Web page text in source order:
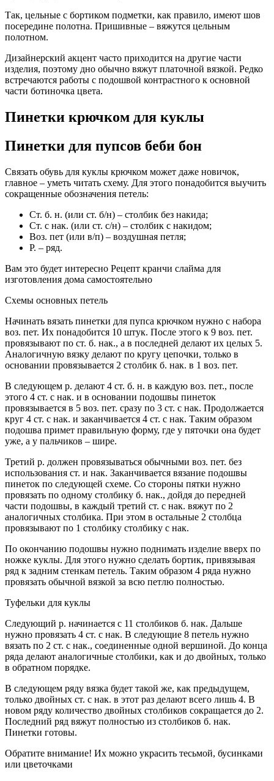
Так, цельные с бортиком подметки, как правило, имеют шов
посередине полотна. Пришивные – вяжутся цельным
полотном.
Дизайнерский акцент часто приходится на другие части
изделия, поэтому дно обычно вяжут платочной вязкой. Редко
встречаются работы с подошвой контрастного к основной
части ботиночка цвета.
Пинетки крючком для куклы
Пинетки для пупсов беби бон
Связать обувь для куклы крючком может даже новичок,
главное – уметь читать схему. Для этого понадобится выучить
сокращенные обозначения петель:
Ст. б. н. (или ст. б/н) – столбик без накида;
Ст. с нак. (или ст. с/н) – столбик с накидом;
Воз. пет (или в/п) – воздушная петля;
Р. – ряд.
Вам это будет интересно Рецепт кранчи слайма для
изготовления дома самостоятельно
Схемы основных петель
Начинать вязать пинетки для пупса крючком нужно с набора
воз. пет. Их понадобится 10 штук. После этого к 9 воз. пет.
провязывают по ст. б. нак., а в последней делают их целых 5.
Аналогичную вязку делают по кругу цепочки, только в
основании провязывается 2 столбик б. нак. в 1 воз. пет.
В следующем р. делают 4 ст. б. н. в каждую воз. пет., после
этого 4 ст. с нак. и в основании подошвы пинеток
провязывается в 5 воз. пет. сразу по 3 ст. с нак. Продолжается
круг 4 ст. с нак. и заканчивается 4 ст. с нак. Таким образом
подошва примет правильную форму, где у пяточки она будет
уже, а у пальчиков – шире.
Третий р. должен провязываться обычными воз. пет. без
использования ст. и нак. Заканчивается вязание подошвы
пинеток по следующей схеме. Со стороны пятки нужно
провязать по одному столбику б. нак., дойдя до передней
части подошвы, в каждый третий ст. с нак. вяжут по 2
аналогичных столбика. При этом в остальные 2 столбца
провязывают по 1 столбику столбику с нак.
По окончанию подошвы нужно поднимать изделие вверх по
ножке куклы. Для этого нужно сделать бортик, привязывая
ряд к задним стенкам петель. Таким образом 4 ряда нужно
провязать обычной вязкой за всю петлю полностью.
Туфельки для куклы
Следующий р. начинается с 11 столбиков б. нак. Дальше
нужно провязать 4 ст. с нак. В следующие 8 петель нужно
вязать по 2 ст. с нак., соединенные одной вершиной. До конца
ряда делают аналогичные столбики, как и до двойных, только
в обратном порядке.
В следующем ряду вязка будет такой же, как предыдущем,
только двойных ст. с нак. в этот раз делают всего лишь 4. В
новом ряду количество двойных столбиков сокращается до 2.
Последний ряд вяжут полностью из столбиков б. нак.
Пинетки готовы.
Обратите внимание! Их можно украсить тесьмой, бусинками
или цветочками